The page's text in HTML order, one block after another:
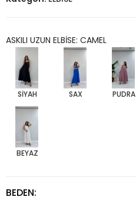
ASKILI UZUN ELBİSE: CAMEL
SİYAH SAX PUDRA
BEYAZ
BEDEN: